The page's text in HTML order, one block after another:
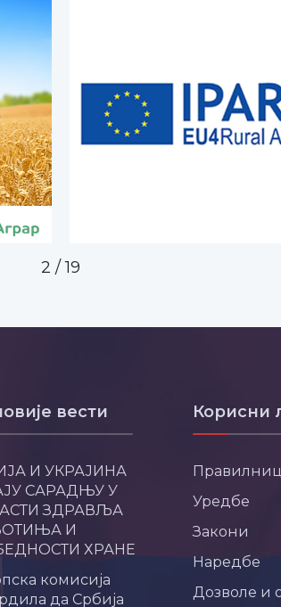
2 / 19
вести
И УКРАЈИНА
САРАДЊУ У
ЗДРАВЉА
И
ХРАНЕ
комисија
да Србија
Корисни
Уредбе
Закони
Наредбе
Дозволе и